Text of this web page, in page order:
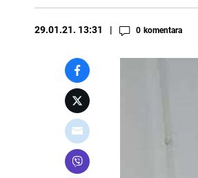
29.01.21. 13:31 0 komentara